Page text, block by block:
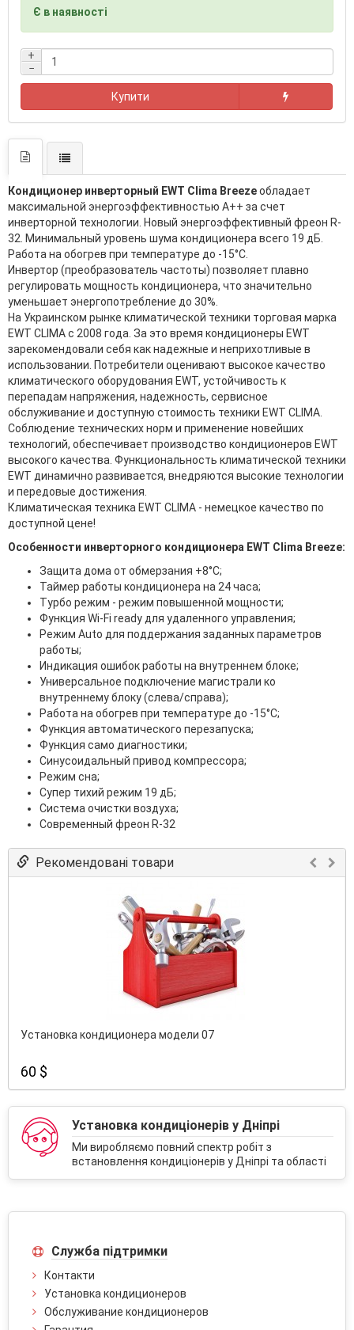
Є в наявності
+
−
Купити
Кондиционер инверторный EWT Clima Breezeобладает
максимальной энергоэффективностью А++ за счет
инверторной технологии. Новый энергоэффективный фреон R-
32. Минимальный уровень шума кондиционера всего 19 дБ.
Работа на обогрев при температуре до -15°С.
Инвертор (преобразователь частоты) позволяет плавно
регулировать мощность кондиционера, что значительно
уменьшает энергопотребление до 30%.
На Украинском рынке климатической техники торговая марка
EWT CLIMA с 2008 года. За это время кондиционеры EWT
зарекомендовали себя как надежные и неприхотливые в
использовании. Потребители оценивают высокое качество
климатического оборудования EWT, устойчивость к
перепадам напряжения, надежность, сервисное
обслуживание и доступную стоимость техники EWT CLIMA.
Соблюдение технических норм и применение новейших
технологий, обеспечивает производство кондиционеров EWT
высокого качества. Функциональность климатической техники
EWT динамично развивается, внедряются высокие технологии
и передовые достижения.
Климатическая техника EWT CLIMA - немецкое качество по
доступной цене!
Особенности инверторного кондиционера EWT Clima Breeze:
Защита дома от обмерзания +8°C;
Таймер работы кондиционера на 24 часа;
Турбо режим - режим повышенной мощности;
Функция Wi-Fi ready для удаленного управления;
Режим Auto для поддержания заданных параметров
работы;
Индикация ошибок работы на внутреннем блоке;
Универсальное подключение магистрали ко
внутреннему блоку (слева/справа);
Работа на обогрев при температуре до -15°С;
Функция автоматического перезапуска;
Функция само диагностики;
Синусоидальный привод компрессора;
Режим сна;
Супер тихий режим 19 дБ;
Система очистки воздуха;
Современный фреон R-32
Рекомендовані товари
Установка кондиционера модели 07
60 $
Установка кондиціонерів у Дніпрі
Ми виробляємо повний спектр робіт з
встановлення кондиціонерів у Дніпрі та області
Служба підтримки
Контакти
Установка кондиционеров
Обслуживание кондиционеров